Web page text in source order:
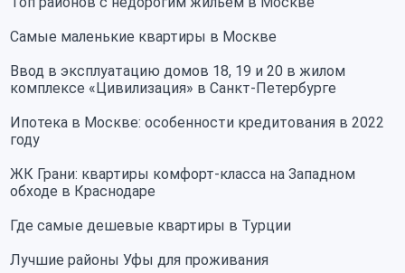
Самые маленькие квартиры в Москве
Ввод в эксплуатацию домов 18, 19 и 20 в жилом
комплексе «Цивилизация» в Санкт-Петербурге
Ипотека в Москве: особенности кредитования в 2022
году
ЖК Грани: квартиры комфорт-класса на Западном
обходе в Краснодаре
Где самые дешевые квартиры в Турции
Лучшие районы Уфы для проживания